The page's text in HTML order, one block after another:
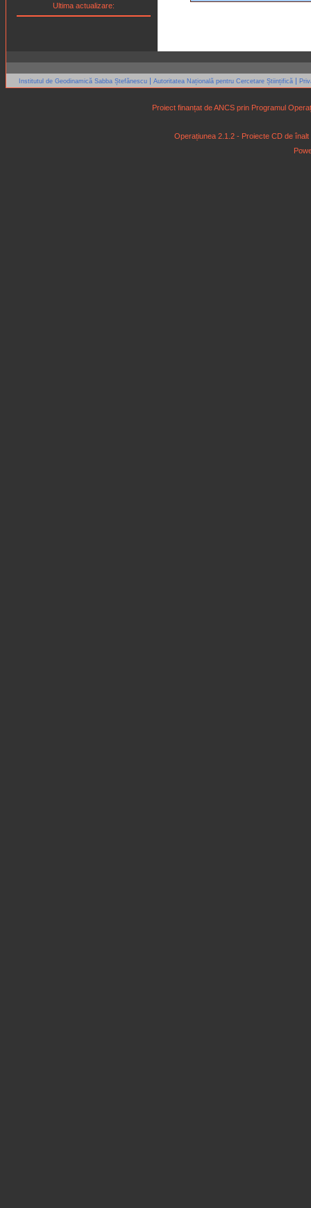
Ultima actualizare:
Institutul de Geodinamică Sabba Ștefănescu | Autoritatea Națională pentru Cercetare Științifică |
Proiect finanțat de ANCS prin Programul
Operațiunea 2.1.2 - Proiecte CD de